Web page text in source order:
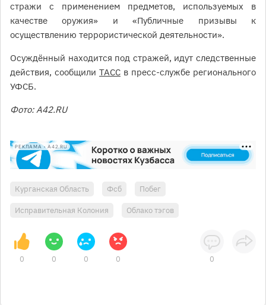
стражи с применением предметов, используемых в
качестве оружия» и «Публичные призывы к
осуществлению террористической деятельности».
Осуждённый находится под стражей, идут следственные
действия, сообщили ТАСС в пресс-службе регионального
УФСБ.
Фото: А42.RU
РЕКЛАМА • A42.RU
Курганская Область Фсб Побег
Исправительная Колония Облако тэгов
0 0 0 0 0